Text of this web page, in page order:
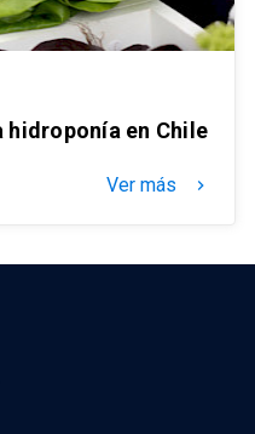
en Chile
Ver más keyboard_arrow_right